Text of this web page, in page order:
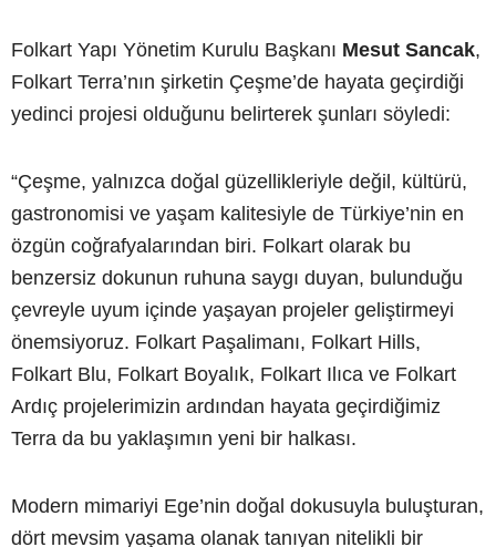
Folkart Yapı Yönetim Kurulu Başkanı Mesut Sancak,
Folkart Terra’nın şirketin Çeşme’de hayata geçirdiği
yedinci projesi olduğunu belirterek şunları söyledi:
“Çeşme, yalnızca doğal güzellikleriyle değil, kültürü,
gastronomisi ve yaşam kalitesiyle de Türkiye’nin en
özgün coğrafyalarından biri. Folkart olarak bu
benzersiz dokunun ruhuna saygı duyan, bulunduğu
çevreyle uyum içinde yaşayan projeler geliştirmeyi
önemsiyoruz. Folkart Paşalimanı, Folkart Hills,
Folkart Blu, Folkart Boyalık, Folkart Ilıca ve Folkart
Ardıç projelerimizin ardından hayata geçirdiğimiz
Terra da bu yaklaşımın yeni bir halkası.
Modern mimariyi Ege’nin doğal dokusuyla buluşturan,
dört mevsim yaşama olanak tanıyan nitelikli bir